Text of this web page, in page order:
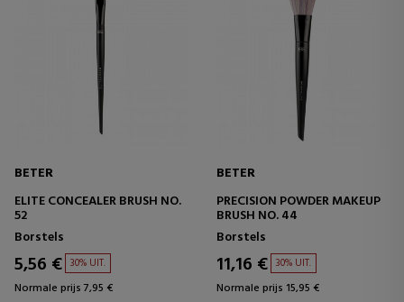
BETER
ELITE CONCEALER BRUSH NO.
52
Borstels
5,56 € 30% UIT.
Normale prijs 7,95 €
BETER
PRECISION POWDER MAKEUP
BRUSH NO. 44
Borstels
11,16 € 30% UIT.
Normale prijs 15,95 €